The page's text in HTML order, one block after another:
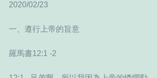
2020/02/23
一、遵行上帝的旨意
羅馬書12:1 -2